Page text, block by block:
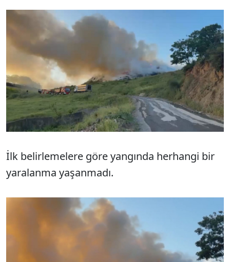
İlk belirlemelere göre yangında herhangi bir
yaralanma yaşanmadı.